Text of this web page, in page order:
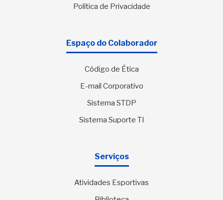
Política de Privacidade
Espaço do Colaborador
Código de Ética
E-mail Corporativo
Sistema STDP
Sistema Suporte TI
Serviços
Atividades Esportivas